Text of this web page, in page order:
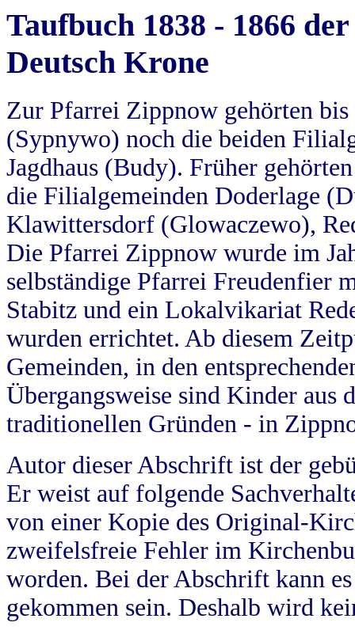
Taufbuch 1838 - 1866
Deutsch Krone
Zur Pfarrei Zippnow gehörten
(Sypnywo) noch die beiden
Jagdhaus (Budy). Früher
die Filialgemeinden Doderlage
Klawittersdorf (Glowaczewo),
Die Pfarrei Zippnow wurde im
selbständige Pfarrei Freudenfier
Stabitz und ein Lokalvikariat
wurden errichtet. Ab diesem
Gemeinden, in den
Übergangsweise sind Kinder aus
traditionellen Gründen - in
Autor dieser Abschrift ist der
Er weist auf folgende
von einer Kopie des Original-
zweifelsfreie Fehler im
worden. Bei der Abschrift kann
gekommen sein. Deshalb wird